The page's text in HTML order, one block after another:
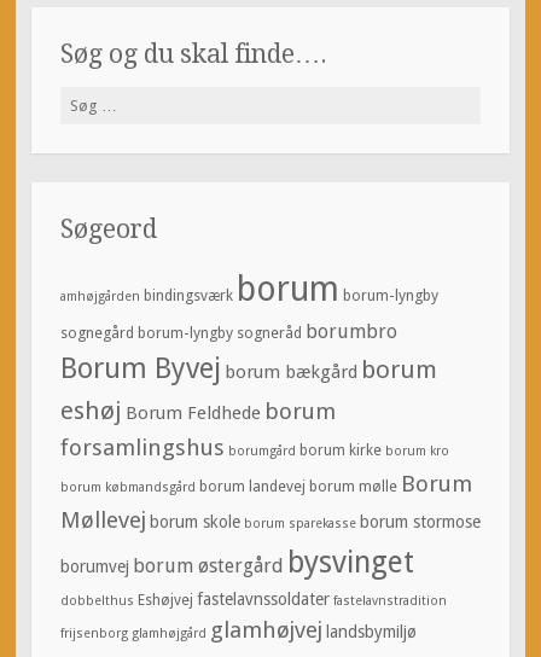
Søg og du skal finde….
Søg
Søgeord
amhøjgården bindingsværk borum borum-lyngby
sognegård borum-lyngby sogneråd borumbro
Borum Byvej borum bækgård borum
eshøj Borum Feldhede borum
forsamlingshus borumgård borum kirke borum kro
borum købmandsgård borum landevej borum mølle Borum
Møllevej borum skole borum sparekasse borum stormose
borumvej borum østergård bysvinget
dobbelthus Eshøjvej fastelavnssoldater fastelavnstradition
frijsenborg glamhøjgård glamhøjvej landsbymiljø